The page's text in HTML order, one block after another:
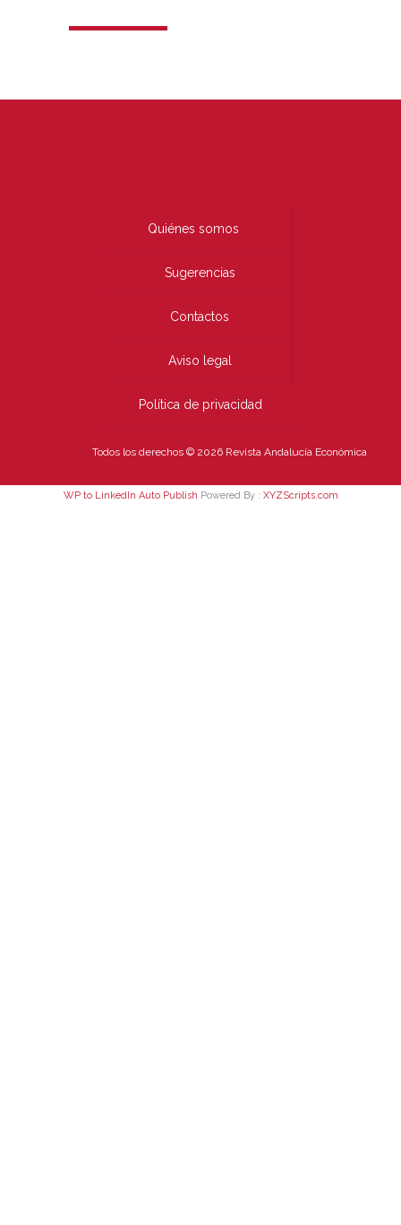
Quiénes somos
Sugerencias
Contactos
Aviso legal
Política de privacidad
Todos los derechos © 2026 Revista Andalucía Económica
WP to LinkedIn Auto Publish Powered By : XYZScripts.com